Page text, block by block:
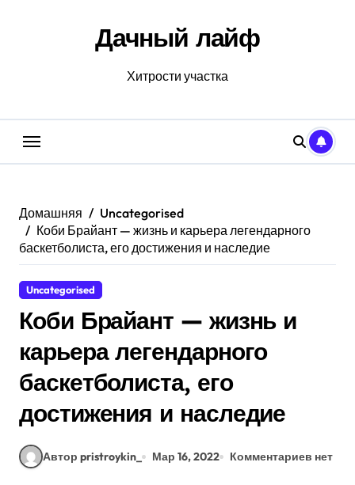
Дачный лайф
Хитрости участка
Домашняя
Uncategorised
Коби Брайант — жизнь и карьера легендарного
баскетболиста, его достижения и наследие
Uncategorised
Коби Брайант — жизнь и
карьера легендарного
баскетболиста, его
достижения и наследие
Автор pristroykin_ Мар 16, 2022 Комментариев нет